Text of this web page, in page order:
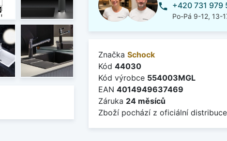
phone +420 731 979
Po-Pá 9-12, 13-
Značka Schock
Kód 44030
Kód výrobce 554003MGL
EAN 4014949637469
Záruka 24 měsíců
Zboží pochází z oficiální